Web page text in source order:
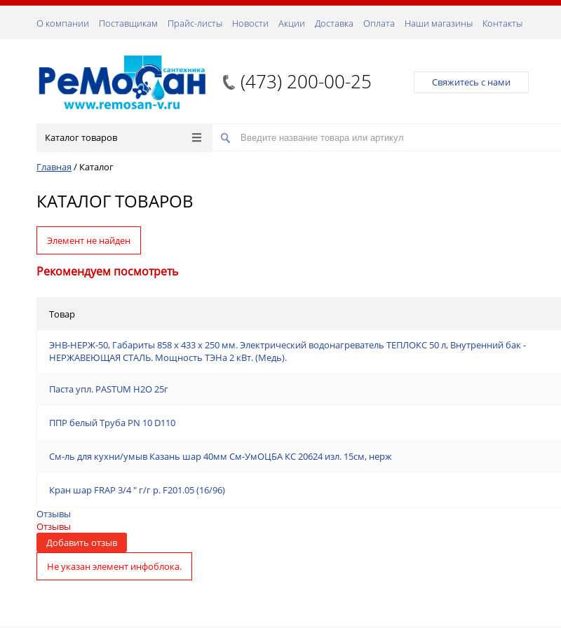
О компании Поставщикам Прайс-листы Новости Акции Доставка Оплата Наши магазины Контакты
(473) 200-00-25 Свяжитесь с нами
Каталог товаров
Главная / Каталог
КАТАЛОГ ТОВАРОВ
Элемент не найден
Рекомендуем посмотреть
Товар
ЭНВ-НЕРЖ-50, Габариты 858 х 433 х 250 мм. Электрический водонагреватель ТЕПЛОКС 50 л, Внутренний бак -
НЕРЖАВЕЮЩАЯ СТАЛЬ. Мощность ТЭНа 2 кВт. (Медь).
Паста упл. PASTUM H2О 25г
ППР белый Труба PN 10 D110
См-ль для кухни/умыв Казань шар 40мм См-УмОЦБА КС 20624 изл. 15см, нерж
Кран шар FRAP 3/4 " г/г р. F201.05 (16/96)
Отзывы
Отзывы
Добавить отзыв
Не указан элемент инфоблока.